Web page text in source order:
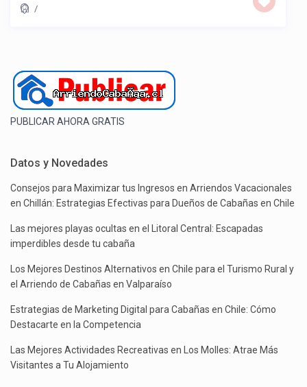
/
PUBLICAR AHORA GRATIS
Datos y Novedades
Consejos para Maximizar tus Ingresos en Arriendos Vacacionales
en Chillán: Estrategias Efectivas para Dueños de Cabañas en Chile
Las mejores playas ocultas en el Litoral Central: Escapadas
imperdibles desde tu cabaña
Los Mejores Destinos Alternativos en Chile para el Turismo Rural y
el Arriendo de Cabañas en Valparaíso
Estrategias de Marketing Digital para Cabañas en Chile: Cómo
Destacarte en la Competencia
Las Mejores Actividades Recreativas en Los Molles: Atrae Más
Visitantes a Tu Alojamiento